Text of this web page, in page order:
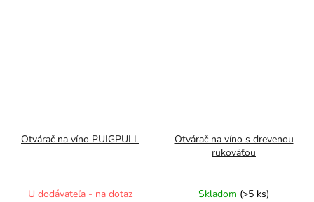
Otvárač na víno PUIGPULL
U dodávateľa - na dotaz
Otvárač na víno s drevenou
rukoväťou
Skladom (>5 ks)